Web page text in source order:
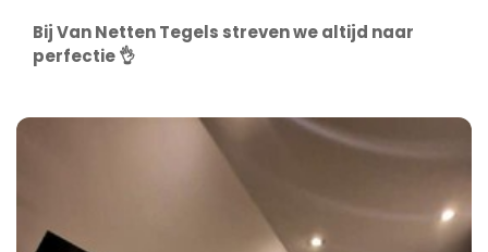
Bij Van Netten Tegels streven we altijd naar
perfectie 👌